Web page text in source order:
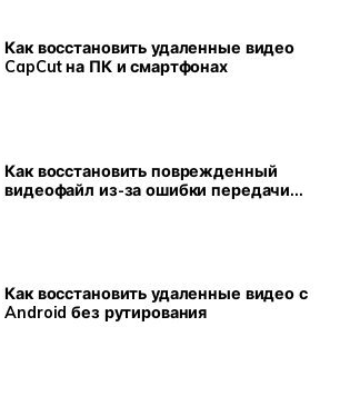
Как восстановить удаленные видео
CapCut на ПК и смартфонах
Как восстановить поврежденный
видеофайл из-за ошибки передачи
Как восстановить удаленные видео с
Android без рутирования